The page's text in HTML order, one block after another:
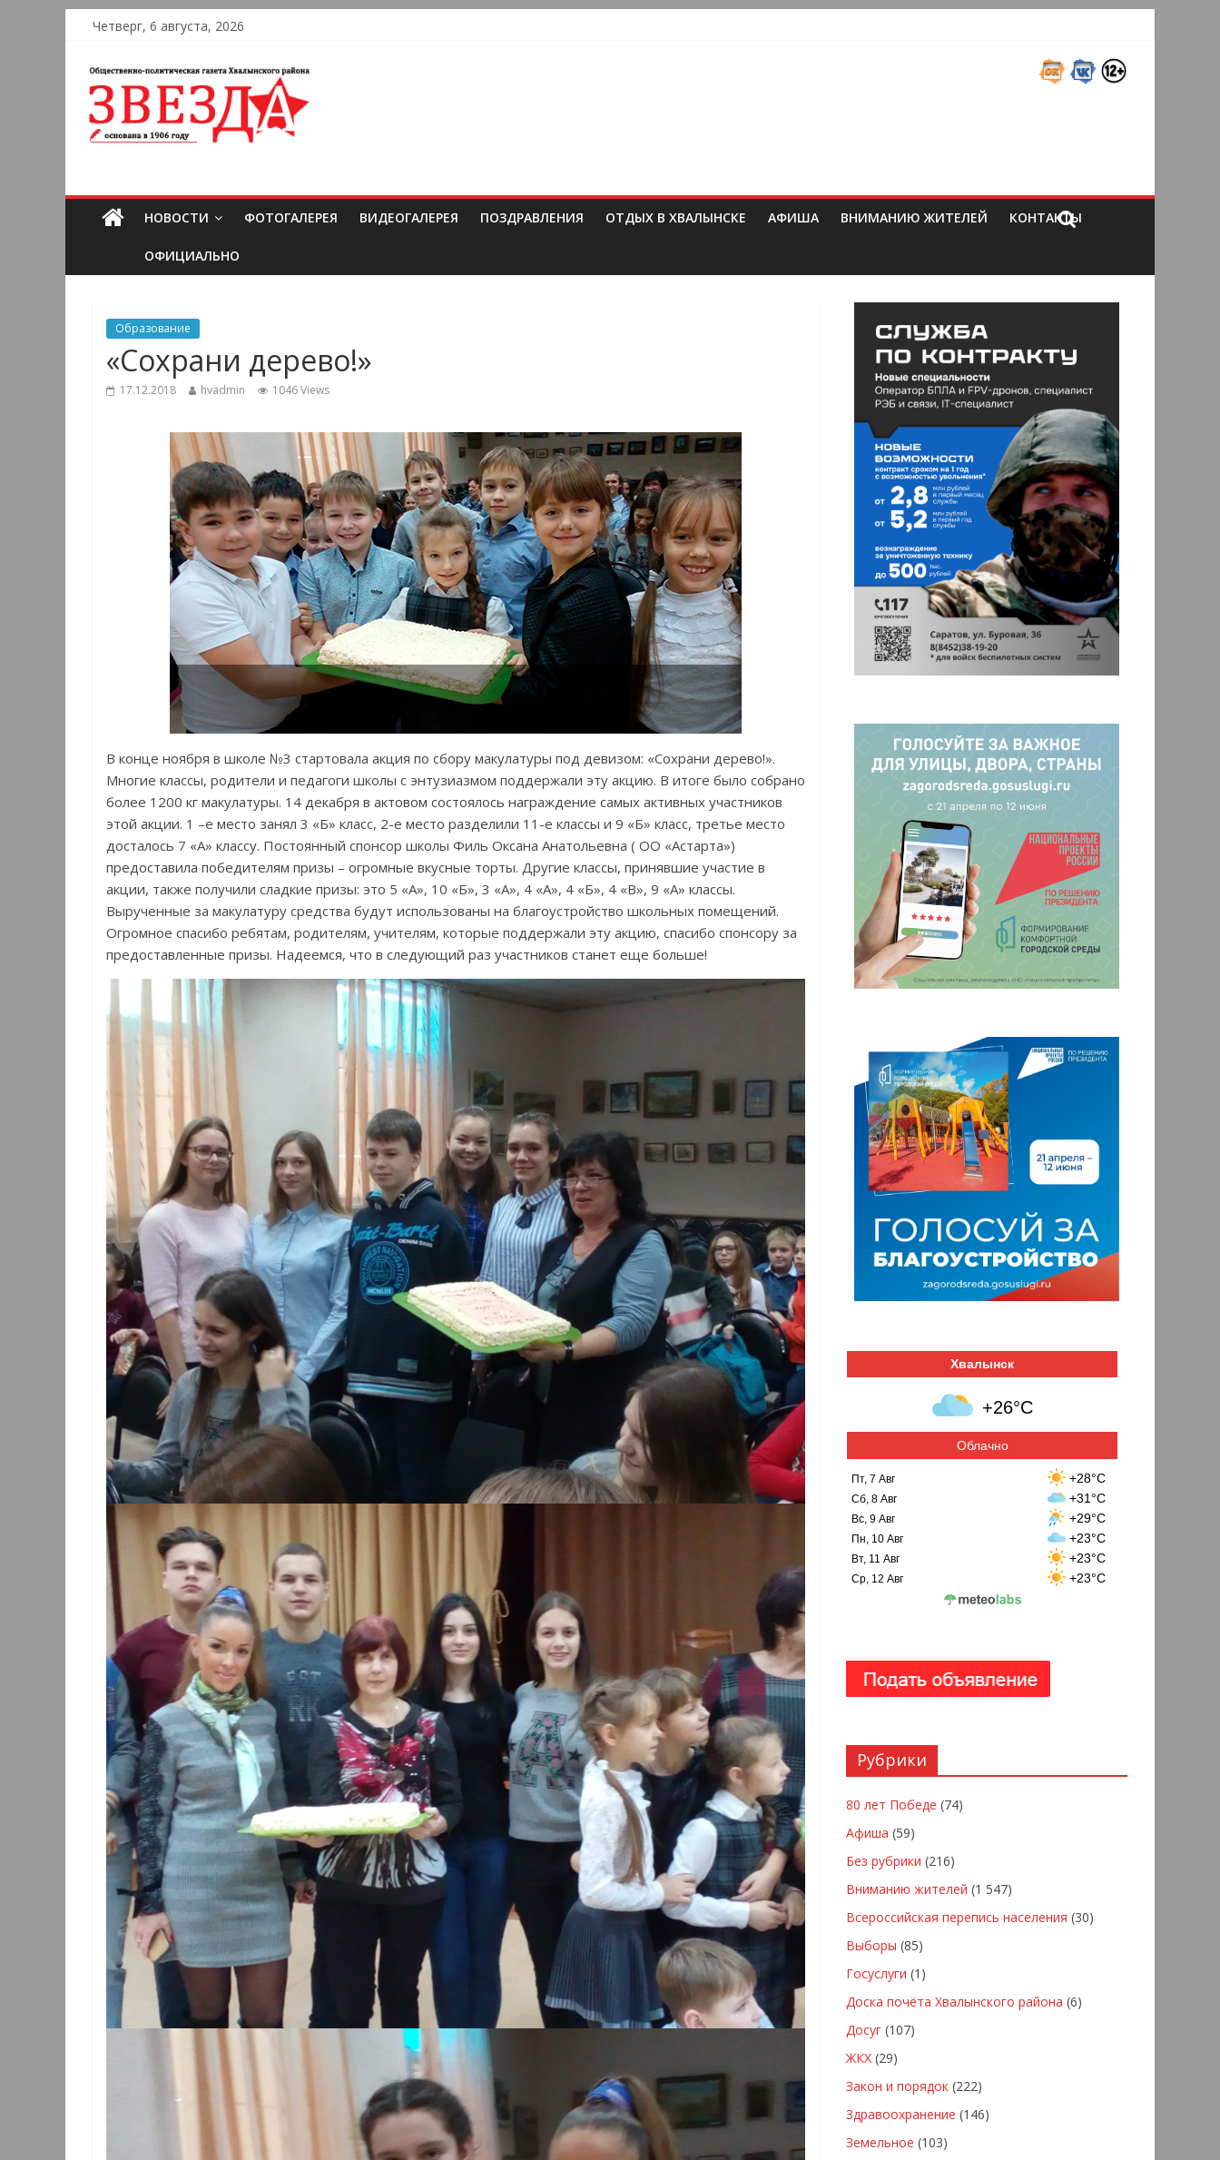
Четверг, 6 августа, 2026
НОВОСТИ ФОТОГАЛЕРЕЯ ВИДЕОГАЛЕРЕЯ ПОЗДРАВЛЕНИЯ ОТДЫХ В ХВАЛЫНСКЕ АФИША ВНИМАНИЮ ЖИТЕЛЕЙ КОНТАКТЫ
ОФИЦИАЛЬНО
Образование
«Сохрани дерево!»
17.12.2018 hvadmin 1046 Views
В конце ноября в школе №3 стартовала акция по сбору макулатуры под девизом: «Сохрани дерево!».
Многие классы, родители и педагоги школы с энтузиазмом поддержали эту акцию. В итоге было собрано
более 1200 кг макулатуры. 14 декабря в актовом состоялось награждение самых активных участников
этой акции. 1 –е место занял 3 «Б» класс, 2-е место разделили 11-е классы и 9 «Б» класс, третье место
досталось 7 «А» классу. Постоянный спонсор школы Филь Оксана Анатольевна ( ОО «Астарта»)
предоставила победителям призы – огромные вкусные торты. Другие классы, принявшие участие в
акции, также получили сладкие призы: это 5 «А», 10 «Б», 3 «А», 4 «А», 4 «Б», 4 «В», 9 «А» классы.
Вырученные за макулатуру средства будут использованы на благоустройство школьных помещений.
Огромное спасибо ребятам, родителям, учителям, которые поддержали эту акцию, спасибо спонсору за
предоставленные призы. Надеемся, что в следующий раз участников станет еще больше!
Хвалынск
+26°C
Облачно
Пт, 7 Авг +28°C
Сб, 8 Авг +31°C
Вс, 9 Авг +29°C
Пн, 10 Авг +23°C
Вт, 11 Авг +23°C
Ср, 12 Авг +23°C
Рубрики
80 лет Победе (74)
Афиша (59)
Без рубрики (216)
Вниманию жителей (1 547)
Всероссийская перепись населения (30)
Выборы (85)
Госуслуги (1)
Доска почёта Хвалынского района (6)
Досуг (107)
ЖКХ (29)
Закон и порядок (222)
Здравоохранение (146)
Земельное (103)